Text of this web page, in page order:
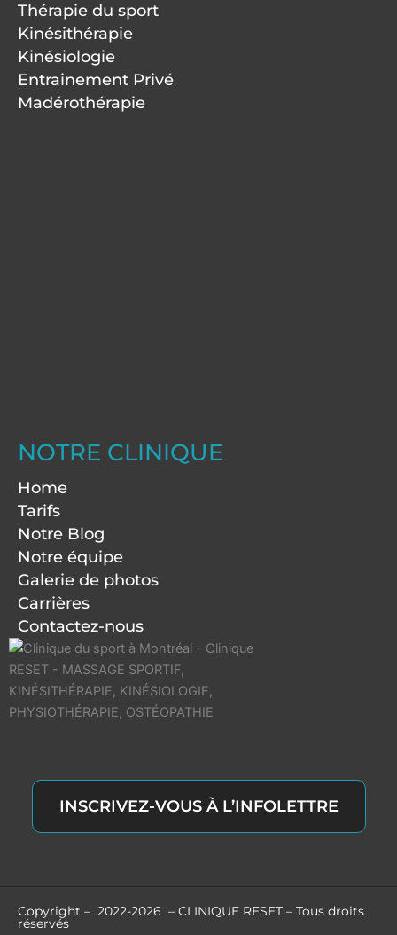
Thérapie du sport
Kinésithérapie
Kinésiologie
Entrainement Privé
Madérothérapie
NOTRE CLINIQUE
Home
Tarifs
Notre Blog
Notre équipe
Galerie de photos
Carrières
Contactez-nous
INSCRIVEZ-VOUS À L’INFOLETTRE
Copyright – 2022-2026 – CLINIQUE RESET – Tous droits
réservés